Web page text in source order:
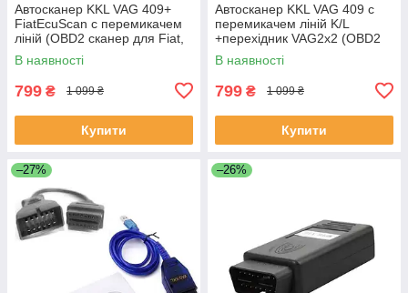
Автосканер KKL VAG 409+
FiatEcuScan c перемикачем
ліній (OBD2 сканер для Fiat,
Lancia, Alfa Romeo, Chery)
В наявності
799 ₴ 1 099 ₴
Купити
Автосканер KKL VAG 409 c
перемикачем ліній K/L
+перехідник VAG2x2 (OBD2
сканер Аudi Vw Seat Skoda
Posche)
В наявності
799 ₴ 1 099 ₴
Купити
–27% –26%